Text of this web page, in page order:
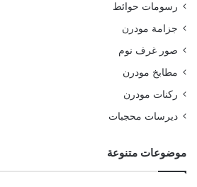
رسومات حوائط
جزامة مودرن
صور غرف نوم
مطابخ مودرن
ركنات مودرن
ديرسات محجبات
موضوعات متنوعة